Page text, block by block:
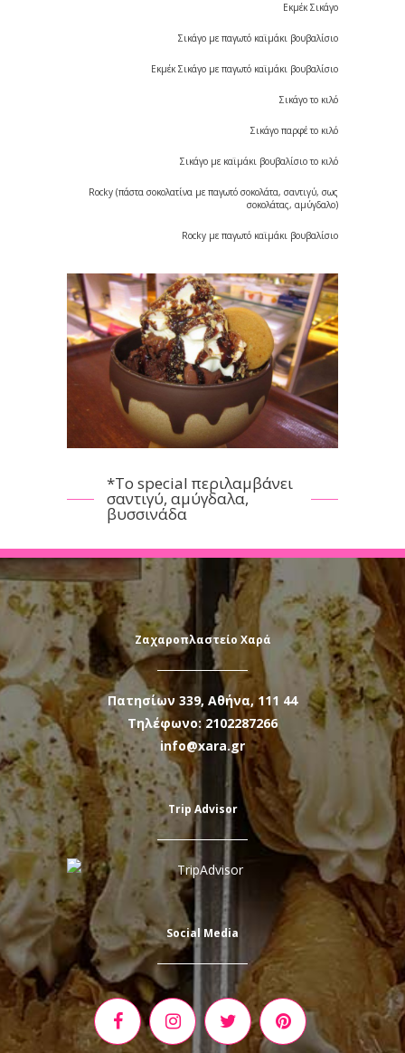
Εκμέκ Σικάγο
Σικάγο με παγωτό καϊμάκι βουβαλίσιο
Εκμέκ Σικάγο με παγωτό καϊμάκι βουβαλίσιο
Σικάγο το κιλό
Σικάγο παρφέ το κιλό
Σικάγο με καϊμάκι βουβαλίσιο το κιλό
Rocky (πάστα σοκολατίνα με παγωτό σοκολάτα, σαντιγύ, σως
σοκολάτας, αμύγδαλο)
Rocky με παγωτό καϊμάκι βουβαλίσιο
*Το special περιλαμβάνει
σαντιγύ, αμύγδαλα,
βυσσινάδα
Ζαχαροπλαστείο Χαρά
Πατησίων 339, Αθήνα, 111 44
Τηλέφωνο: 2102287266
info@xara.gr
Trip Advisor
Social Media